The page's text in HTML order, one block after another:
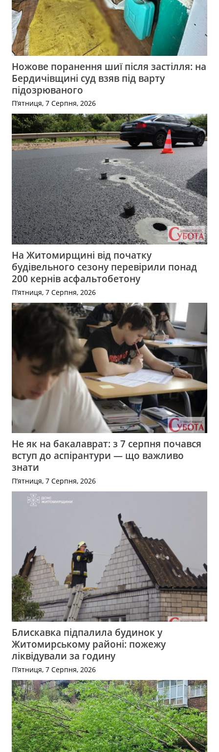
Ножове поранення шиї після застілля: на
Бердичівщині суд взяв під варту
підозрюваного
П’ятниця, 7 Серпня, 2026
На Житомирщині від початку
будівельного сезону перевірили понад
200 кернів асфальтобетону
П’ятниця, 7 Серпня, 2026
Не як на бакалаврат: з 7 серпня почався
вступ до аспірантури — що важливо
знати
П’ятниця, 7 Серпня, 2026
Блискавка підпалила будинок у
Житомирському районі: пожежу
ліквідували за годину
П’ятниця, 7 Серпня, 2026